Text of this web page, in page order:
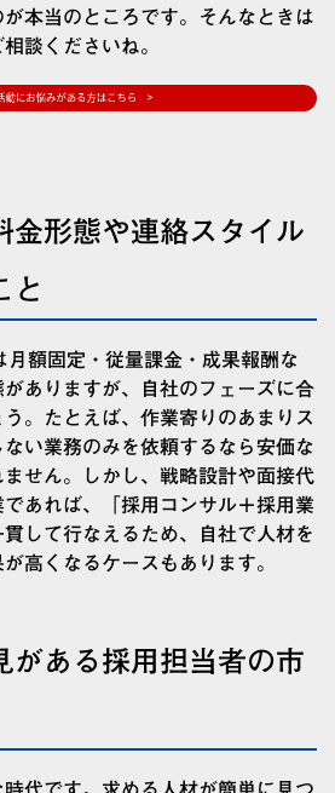
本当のところです。そんなときは
談くださいね。
金形態や連絡スタイル
と
月額固定・従量課金・成果報酬な
ありますが、自社のフェーズに合
。たとえば、作業寄りのあまりス
い業務のみを依頼するなら安価な
せん。しかし、戦略設計や面接代
あれば、「採用コンサル＋採用業
して行なえるため、自社で人材を
高くなるケースもあります。
がある採用担当者の市